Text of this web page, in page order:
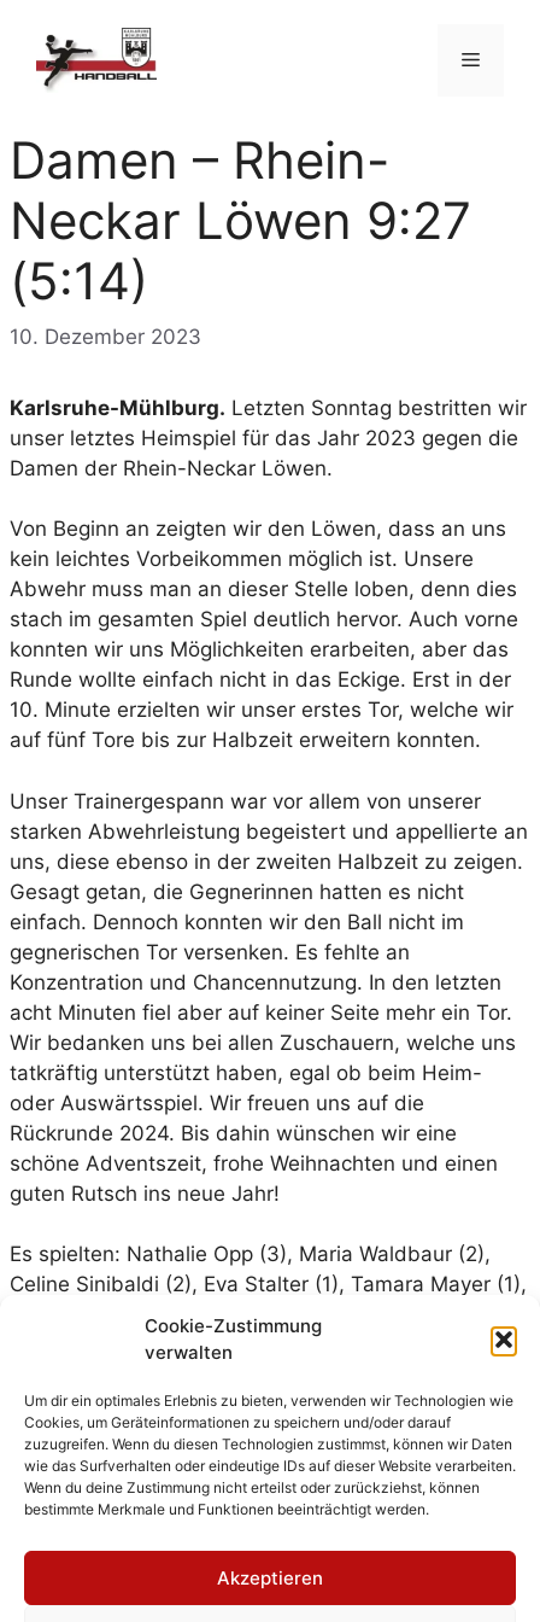
Cookie-Zustimmung
verwalten
Um dir ein optimales Erlebnis zu bieten, verwenden wir Technologien wie
Cookies, um Geräteinformationen zu speichern und/oder darauf
zuzugreifen. Wenn du diesen Technologien zustimmst, können wir Daten
wie das Surfverhalten oder eindeutige IDs auf dieser Website verarbeiten.
Wenn du deine Zustimmung nicht erteilst oder zurückziehst, können
bestimmte Merkmale und Funktionen beeinträchtigt werden.
Akzeptieren
Inhalt
springen
Menü
Damen – Rhein-
Neckar Löwen 9:27
(5:14)
10. Dezember 2023
Karlsruhe-Mühlburg. Letzten Sonntag bestritten wir
unser letztes Heimspiel für das Jahr 2023 gegen die
Damen der Rhein-Neckar Löwen.
Von Beginn an zeigten wir den Löwen, dass an uns
kein leichtes Vorbeikommen möglich ist. Unsere
Abwehr muss man an dieser Stelle loben, denn dies
stach im gesamten Spiel deutlich hervor. Auch vorne
konnten wir uns Möglichkeiten erarbeiten, aber das
Runde wollte einfach nicht in das Eckige. Erst in der
10. Minute erzielten wir unser erstes Tor, welche wir
auf fünf Tore bis zur Halbzeit erweitern konnten.
Unser Trainergespann war vor allem von unserer
starken Abwehrleistung begeistert und appellierte an
uns, diese ebenso in der zweiten Halbzeit zu zeigen.
Gesagt getan, die Gegnerinnen hatten es nicht
einfach. Dennoch konnten wir den Ball nicht im
gegnerischen Tor versenken. Es fehlte an
Konzentration und Chancennutzung. In den letzten
acht Minuten fiel aber auf keiner Seite mehr ein Tor.
Wir bedanken uns bei allen Zuschauern, welche uns
tatkräftig unterstützt haben, egal ob beim Heim-
oder Auswärtsspiel. Wir freuen uns auf die
Rückrunde 2024. Bis dahin wünschen wir eine
schöne Adventszeit, frohe Weihnachten und einen
guten Rutsch ins neue Jahr!
Es spielten: Nathalie Opp (3), Maria Waldbaur (2),
Celine Sinibaldi (2), Eva Stalter (1), Tamara Mayer (1),
Jessica Wallbaum, Jule Vink, Chiara Schubert,
Chantal Licina, Liv Klarmann, Lydia Hovestadt, Emma
Spielbericht
TV Edingen – Damen 51:7 (28:4)